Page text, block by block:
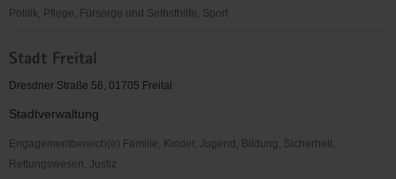
Politik, Pflege, Fürsorge und Selbsthilfe, Sport
Neue
Arbeit
Sächsische
Schweiz/Weißeritzkreis
e.
Stadt Freital
Dresdner Straße 56, 01705 Freital
Stadtverwaltung
Engagementbereich(e) Familie, Kinder, Jugend, Bildung, Sicherheit,
Rettungswesen, Justiz